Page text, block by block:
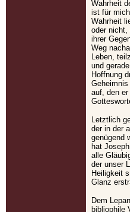
Wahrheit
ist für
Wahrheit
oder nicht,
ihrer
Weg
Leben,
und
Hoffnung
auf, den
Letztlich
der in der
genügend
hat
alle
der unser
Heiligkeit
Glanz
Dem
bibliophile